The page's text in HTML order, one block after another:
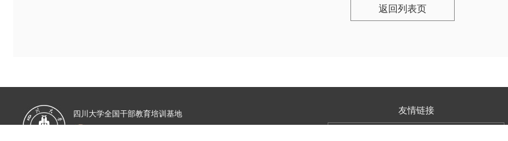
返回列表页
四川大学全国干部教育培训基地
友情链接